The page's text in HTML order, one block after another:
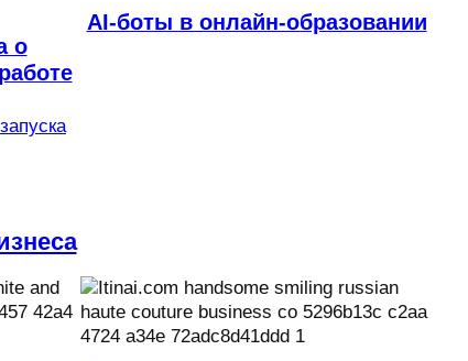
о
AI-боты в онлайн-образовании